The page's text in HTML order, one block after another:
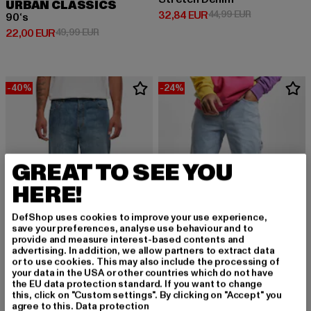
URBAN CLASSICS
90‘s
22,00 EUR
Derzeitiger Preis: 22,00 EUR
49,99 EURAktionspreis: 49,99 EUR
32,84 EUR
Derzeitiger Preis: 32,84 EUR
44,99 EURAktionspreis:
-40%
URBAN CLASSICS
Cropped Tapered
49,99 EUR Aktionspreis: 49,99 EUR
-24%
KARL KANI
GREAT TO SEE YOU
HERE!
DefShop uses cookies to improve your use experience,
save your preferences, analyse use behaviour and to
provide and measure interest-based contents and
advertising. In addition, we allow partners to extract data
or to use cookies. This may also include the processing of
your data in the USA or other countries which do not have
the EU data protection standard. If you want to change
this, click on "Custom settings". By clicking on "Accept" you
agree to this. Data protection